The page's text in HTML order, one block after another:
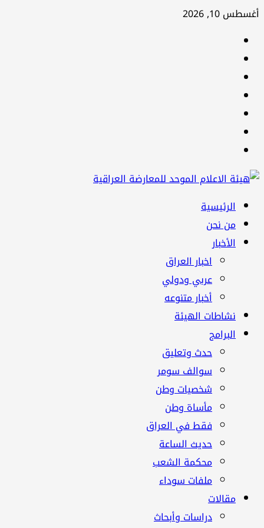
تخطي
أغسطس 10, 2026
القائمة
الرئيسية
الرئيسية
من نحن
الأخبار
اخبار العراق
عربي ودولي
أخبار متنوعه
نشاطات الهيئة
البرامج
حدث وتعليق
سوالف سومر
شخصيات وطن
مأساة وطن
فقط في العراق
حديث الساعة
محكمة الشعب
ملفات سوداء
مقالات
دراسات وأبحاث